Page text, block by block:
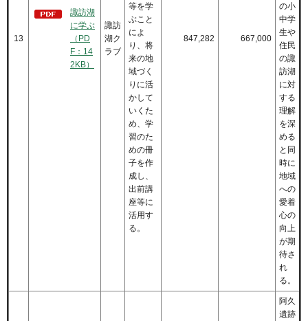
13
諏訪湖
に学ぶ
（PD
F：14
2KB）
諏訪
湖ク
ラブ
等を学
ぶこと
によ
り、将
来の地
域づく
りに活
かして
いくた
め、学
習のた
めの冊
子を作
成し、
出前講
座等に
活用す
る。
847,282 667,000
の小
中学
生や
住民
の諏
訪湖
に対
する
理解
を深
める
と同
時に
地域
への
愛着
心の
向上
が期
待さ
れ
る。
阿久
遺跡